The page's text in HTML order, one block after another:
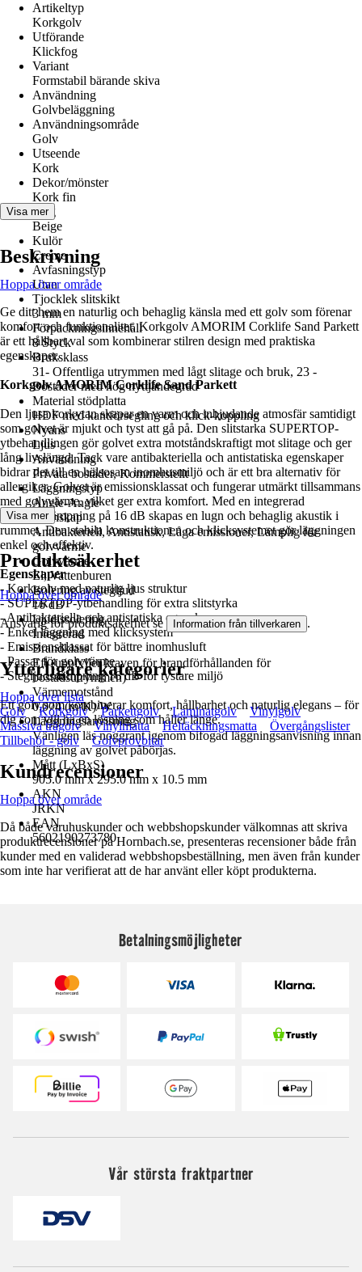
Artikeltyp
Korkgolv
Utförande
Klickfog
Variant
Formstabil bärande skiva
Användning
Golvbeläggning
Användningsområde
Golv
Utseende
Kork
Dekor/mönster
Kork fin
Färg
Beige
Kulör
Creme
Avfasningstyp
Utan
Tjocklek slitskikt
3 mm
Förpackningsinnehåll
8 Styck
Bruksklass
31- Offentliga utrymmen med lågt slitage och bruk, 23 -
Bostäder med hög nyttjandegrad
Material stödplatta
HDF med kantförsegling och klick-koppling
Nyans
Ljus
Användning
Privata bostäder, Kommersiellt
Läggningstyp
Angle-Angle
Egenskap
Antibakteriell, Antistatisk, Låga emissioner, Lämplig för
golvvärme
Golvvärme
El, Vattenburen
Isolering av stegljud
16 dB
Ljudissolering
Integrerad
Brandklass
Efl (uppfyller kraven för brandförhållanden för
bostadsutrymmen)
Värmemotstånd
0,074 (m²K)/W
Läggningsanvisning
Vänligen läs noggrant igenom bifogad läggningsanvisning innan
läggning av golvet påbörjas.
Mått (LxBxS)
905.0 mm x 295.0 mm x 10.5 mm
AKN
JRKN
EAN
5602190273780
Visa mer
Beskrivning
Hoppa över område
Ge ditt hem en naturlig och behaglig känsla med ett golv som förenar
komfort och funktionalitet. Korkgolv AMORIM Corklife Sand Parkett
är ett hållbart val som kombinerar stilren design med praktiska
egenskaper.
Korkgolv AMORIM Corklife Sand Parkett
Den ljusa korkytan skapar en varm och inbjudande atmosfär samtidigt
som golvet är mjukt och tyst att gå på. Den slitstarka SUPERTOP-
ytbehandlingen gör golvet extra motståndskraftigt mot slitage och ger
lång livslängd. Tack vare antibakteriella och antistatiska egenskaper
bidrar det till en hälsosam inomhusmiljö och är ett bra alternativ för
allergiker. Golvet är emissionsklassat och fungerar utmärkt tillsammans
med golvvärme, vilket ger extra komfort. Med en integrerad
stegljudsdämpning på 16 dB skapas en lugn och behaglig akustik i
rummet. Den stabila konstruktionen och klicksystemet gör läggningen
enkel och effektiv.
Egenskaper
- Korkgolv med naturlig ljus struktur
- SUPERTOP-ytbehandling för extra slitstyrka
- Antibakteriella och antistatiska egenskaper
- Enkel läggning med klicksystem
- Emissionsklassat för bättre inomhusluft
- Passar för golvvärme
- Stegljudsdämpning 16 dB för tystare miljö
Ett golv som kombinerar komfort, hållbarhet och naturlig elegans – för
dig som vill ha en lösning som håller länge.
Visa mer
Produktsäkerhet
Hoppa över område
Ansvarig för produktsäkerhet se Information från tillverkaren .
Ytterligare kategorier
Hoppa över lista
Golv
Korkgolv Parkettgolv Laminatgolv
Vinylgolv
Massiva trägolv
Vinylmatta Heltäckningsmatta
Övergångslister
Tillbehör - golv
Golvprovbitar
Kundrecensioner
Hoppa över område
Då både varuhuskunder och webbshopskunder välkomnas att skriva
produktrecensioner på Hornbach.se, presenteras recensioner både från
kunder med en validerad webbshopsbeställning, men även från kunder
som inte har verifierat att de har använt eller köpt produkterna.
Betalningsmöjligheter
Vår största fraktpartner